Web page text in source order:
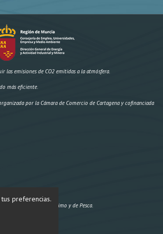
emisiones de CO2 emitidas a la atmósfera.
más eficiente.
por la Cámara de Comercio de Cartagena y cofinanciada
el Fondo Europeo Marítimo y de Pesca.
preferencias.